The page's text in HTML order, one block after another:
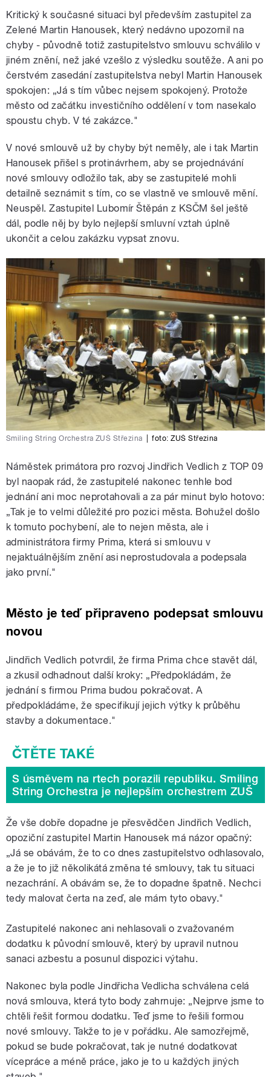
Kritický k současné situaci byl především zastupitel za
Zelené Martin Hanousek, který nedávno upozornil na
chyby - původně totiž zastupitelstvo smlouvu schválilo v
jiném znění, než jaké vzešlo z výsledku soutěže. A ani po
čerstvém zasedání zastupitelstva nebyl Martin Hanousek
spokojen: „Já s tím vůbec nejsem spokojený. Protože
město od začátku investičního oddělení v tom nasekalo
spoustu chyb. V té zakázce."
V nové smlouvě už by chyby být neměly, ale i tak Martin
Hanousek přišel s protinávrhem, aby se projednávání
nové smlouvy odložilo tak, aby se zastupitelé mohli
detailně seznámit s tím, co se vlastně ve smlouvě mění.
Neuspěl. Zastupitel Lubomír Štěpán z KSČM šel ještě
dál, podle něj by bylo nejlepší smluvní vztah úplně
ukončit a celou zakázku vypsat znovu.
Smiling String Orchestra ZUŠ Střezina foto:ZUŠ Střezina
Náměstek primátora pro rozvoj Jindřich Vedlich z TOP 09
byl naopak rád, že zastupitelé nakonec tenhle bod
jednání ani moc neprotahovali a za pár minut bylo hotovo:
„Tak je to velmi důležité pro pozici města. Bohužel došlo
k tomuto pochybení, ale to nejen města, ale i
administrátora firmy Prima, která si smlouvu v
nejaktuálnějším znění asi neprostudovala a podepsala
jako první."
Město je teď připraveno podepsat smlouvu
novou
Jindřich Vedlich potvrdil, že firma Prima chce stavět dál,
a zkusil odhadnout další kroky: „Předpokládám, že
jednání s firmou Prima budou pokračovat. A
předpokládáme, že specifikují jejich výtky k průběhu
stavby a dokumentace."
S úsměvem na rtech porazili republiku. Smiling
String Orchestra je nejlepším orchestrem ZUŠ
Že vše dobře dopadne je přesvědčen Jindřich Vedlich,
opoziční zastupitel Martin Hanousek má názor opačný:
„Já se obávám, že to co dnes zastupitelstvo odhlasovalo,
a že je to již několikátá změna té smlouvy, tak tu situaci
nezachrání. A obávám se, že to dopadne špatně. Nechci
tedy malovat čerta na zeď, ale mám tyto obavy."
Zastupitelé nakonec ani nehlasovali o zvažovaném
dodatku k původní smlouvě, který by upravil nutnou
sanaci azbestu a posunul dispozici výtahu.
Nakonec byla podle Jindřicha Vedlicha schválena celá
nová smlouva, která tyto body zahrnuje: „Nejprve jsme to
chtěli řešit formou dodatku. Teď jsme to řešili formou
nové smlouvy. Takže to je v pořádku. Ale samozřejmě,
pokud se bude pokračovat, tak je nutné dodatkovat
vícepráce a méně práce, jako je to u každých jiných